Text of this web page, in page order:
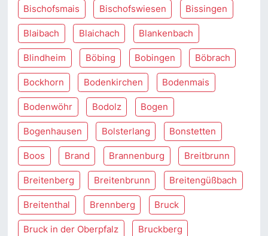
Bischofsmais Bischofswiesen Bissingen
Blaibach Blaichach Blankenbach
Blindheim Böbing Bobingen Böbrach
Bockhorn Bodenkirchen Bodenmais
Bodenwöhr Bodolz Bogen
Bogenhausen Bolsterlang Bonstetten
Boos Brand Brannenburg Breitbrunn
Breitenberg Breitenbrunn Breitengüßbach
Breitenthal Brennberg Bruck
Bruck in der Oberpfalz Bruckberg